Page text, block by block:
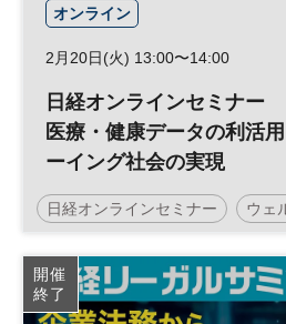
オンライン
2月20日(火) 13:00〜14:00
日経オンラインセミナー
医療・健康データの利活
ーイング社会の実現
日経オンラインセミナー ウェ
医療
DX
開催
終了